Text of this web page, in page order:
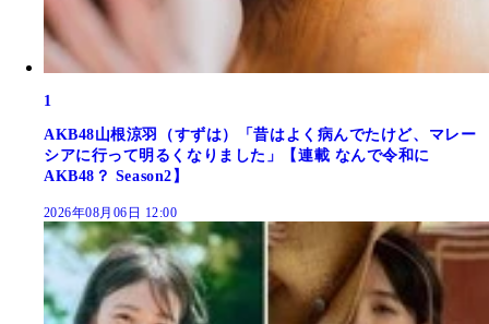
1
AKB48山根涼羽（すずは）「昔はよく病んでたけど、マレー
シアに行って明るくなりました」【連載 なんで令和に
AKB48？ Season2】
2026年08月06日 12:00